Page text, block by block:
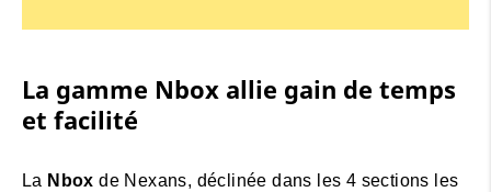
La gamme Nbox allie gain de temps
et facilité
La Nboxde Nexans, déclinée dans les 4 sections les